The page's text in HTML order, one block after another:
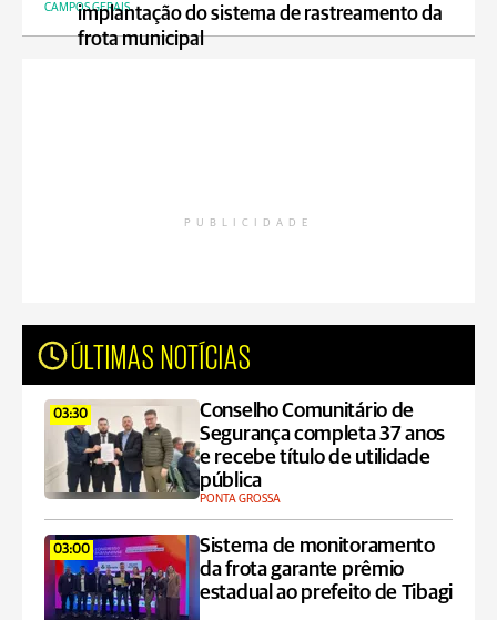
implantação do sistema de rastreamento da
frota municipal
CAMPOS GERAIS
PUBLICIDADE
ÚLTIMAS NOTÍCIAS
03:30
Conselho Comunitário de
Segurança completa 37 anos
e recebe título de utilidade
pública
PONTA GROSSA
03:00
Sistema de monitoramento
da frota garante prêmio
estadual ao prefeito de Tibagi